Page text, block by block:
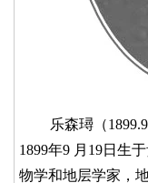
乐森璕（
1899年9 月19日生
物学和地层学家，